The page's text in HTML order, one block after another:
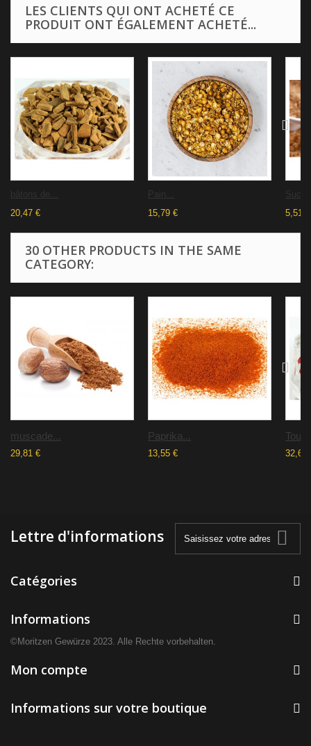
LES CLIENTS QUI ONT ACHETÉ CE
PRODUIT ONT ÉGALEMENT ACHETÉ...
bâtons de...
20,47 €
Pain...
15,79 €
5,51 €
30 OTHER PRODUCTS IN THE SAME
CATEGORY:
muscade...
29,81 €
Paprika...
13,55 €
Tout
32,62
Lettre d'informations
Catégories
Informations
©Moritzen Gewürze 2023. Alle Rechte vorbehalten.
Mon compte
Informations sur votre boutique